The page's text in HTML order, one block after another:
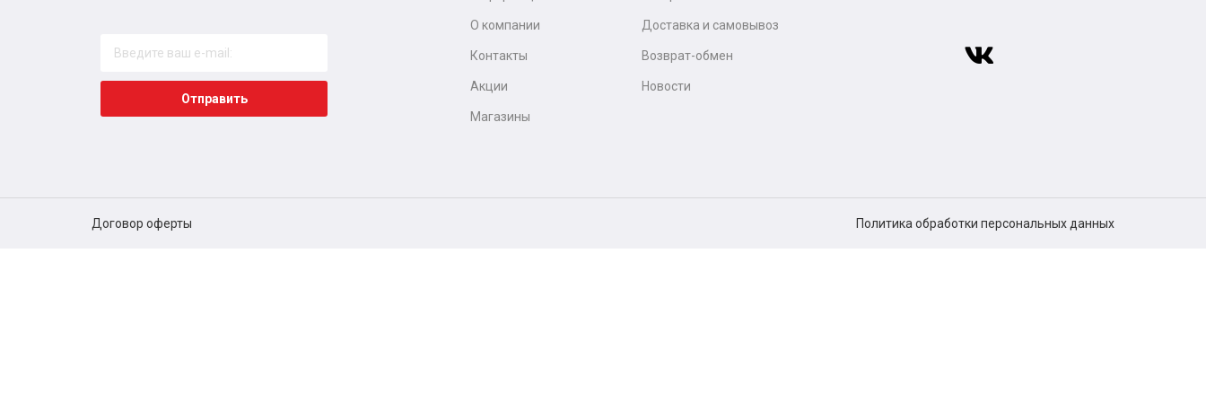
Отправить
О компании
Контакты
Акции
Магазины
Доставка и самовывоз
Возврат-обмен
Новости
Договор оферты Политика обработки персональных данных